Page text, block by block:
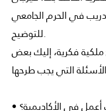
في الحرم الجامعي
للتوضيح.
فكرية، إليك بعض
الأسئلة التي يجب طرحها
في الأكاديمية؟